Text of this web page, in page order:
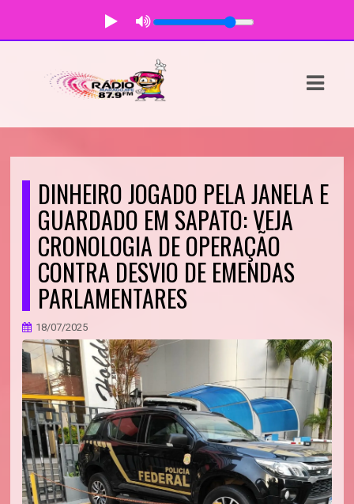
DINHEIRO JOGADO PELA JANELA E
GUARDADO EM SAPATO: VEJA
CRONOLOGIA DE OPERAÇÃO
CONTRA DESVIO DE EMENDAS
PARLAMENTARES
18/07/2025